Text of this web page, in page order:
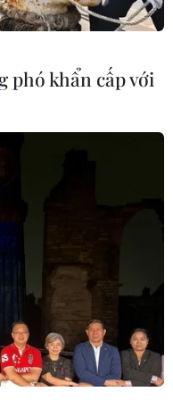
chất
Tiên
phó khẩn cấp với